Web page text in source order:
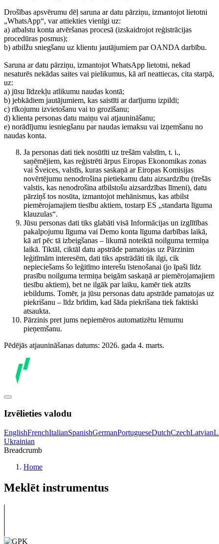
Drošības apsvērumu dēļ saruna ar datu pārziņu, izmantojot lietotni
„WhatsApp“, var attiekties vienīgi uz:
a) atbalstu konta atvēršanas procesā (izskaidrojot reģistrācijas
procedūras posmus);
b) atbilžu sniegšanu uz klientu jautājumiem par OANDA darbību.
Saruna ar datu pārziņu, izmantojot WhatsApp lietotni, nekad
nesaturēs nekādas saites vai pielikumus, kā arī neattiecas, cita starpā,
uz:
a) jūsu līdzekļu atlikumu naudas kontā;
b) jebkādiem jautājumiem, kas saistīti ar darījumu izpildi;
c) rīkojumu izvietošanu vai to grozīšanu;
d) klienta personas datu maiņu vai atjaunināšanu;
e) norādījumu iesniegšanu par naudas iemaksu vai izņemšanu no
naudas konta.
Ja personas dati tiek nosūtīti uz trešām valstīm, t. i.,
saņēmējiem, kas reģistrēti ārpus Eiropas Ekonomikas zonas
vai Šveices, valstīs, kuras saskaņā ar Eiropas Komisijas
novērtējumu nenodrošina pietiekamu datu aizsardzību (trešās
valstis, kas nenodrošina atbilstošu aizsardzības līmeni), datu
pārziņš tos nosūta, izmantojot mehānismus, kas atbilst
piemērojamajiem tiesību aktiem, tostarp ES „standarta līguma
klauzulas“.
Jūsu personas dati tiks glabāti visā Informācijas un izglītības
pakalpojumu līguma vai Demo konta līguma darbības laikā,
kā arī pēc tā izbeigšanas – likumā noteiktā noilguma termiņa
laikā. Tiktāl, ciktāl datu apstrāde pamatojas uz Pārzinim
leģitīmām interesēm, dati tiks apstrādāti tik ilgi, cik
nepieciešams šo leģitīmo interešu īstenošanai (jo īpaši līdz
prasību noilguma termiņa beigām saskaņā ar piemērojamajiem
tiesību aktiem), bet ne ilgāk par laiku, kamēr tiek atzīts
iebildums. Tomēr, ja jūsu personas datu apstrāde pamatojas uz
piekrišanu – līdz brīdim, kad šāda piekrišana tiek faktiski
atsaukta.
Pārzinis pret jums nepiemēros automatizētu lēmumu
pieņemšanu.
Pēdējās atjaunināšanas datums: 2026. gada 4. marts.
Izvēlieties valodu
EnglishFrenchItalianSpanishGermanPortugueseDutchCzechLatvian
Ukrainian
Breadcrumb
Home
Meklēt instrumentus